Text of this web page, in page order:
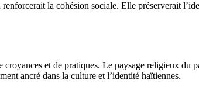
la cohésion sociale. Elle préserverait
croyances et de pratiques. Le paysage religieux du
ancré dans la culture et l’identité haïtiennes.